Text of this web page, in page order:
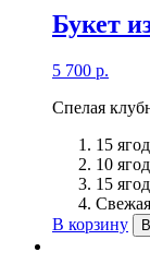
Букет
5 700 р.
Спелая
15
10
15
В корзину